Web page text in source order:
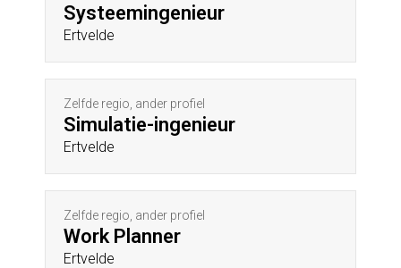
Systeemingenieur
Ertvelde
Zelfde regio, ander profiel
Simulatie-ingenieur
Ertvelde
Zelfde regio, ander profiel
Work Planner
Ertvelde